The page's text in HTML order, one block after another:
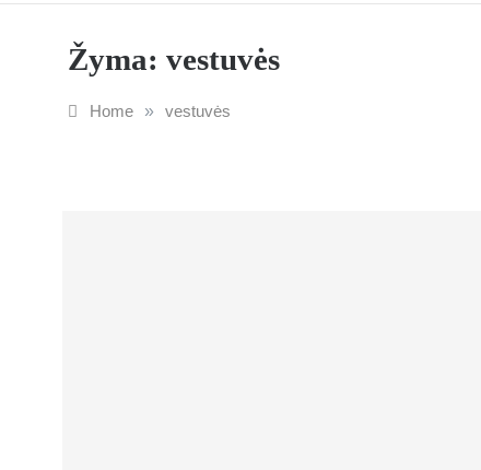
Žyma: vestuvės
Home » vestuvės